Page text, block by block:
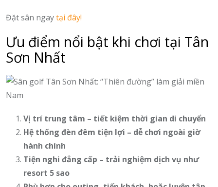
Đặt sân ngaytại đây!
Ưu điểm nổi bật khi chơi tại Tân
Sơn Nhất
Vị trí trung tâm – tiết kiệm thời gian di chuyển
Hệ thống đèn đêm tiện lợi – dễ chơi ngoài giờ
hành chính
Tiện nghi đẳng cấp – trải nghiệm dịch vụ như
resort 5 sao